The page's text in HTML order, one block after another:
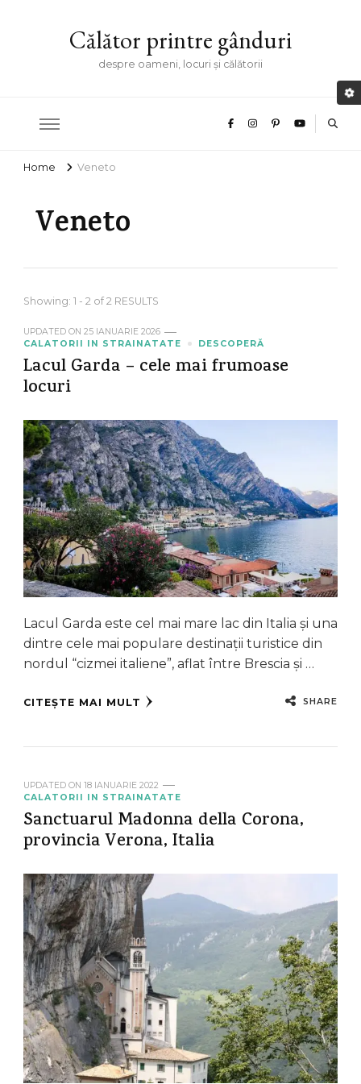
Călător printre gânduri
despre oameni, locuri și călătorii
Home Veneto
Veneto
Showing: 1 - 2 of 2 RESULTS
UPDATED ON 25 IANUARIE 2026
CALATORII IN STRAINATATE
DESCOPERĂ
Lacul Garda – cele mai frumoase
locuri
Lacul Garda este cel mai mare lac din Italia și una
dintre cele mai populare destinații turistice din
nordul “cizmei italiene”, aflat între Brescia și …
CITEȘTE MAI MULT SHARE
UPDATED ON 18 IANUARIE 2022
CALATORII IN STRAINATATE
Sanctuarul Madonna della Corona,
provincia Verona, Italia